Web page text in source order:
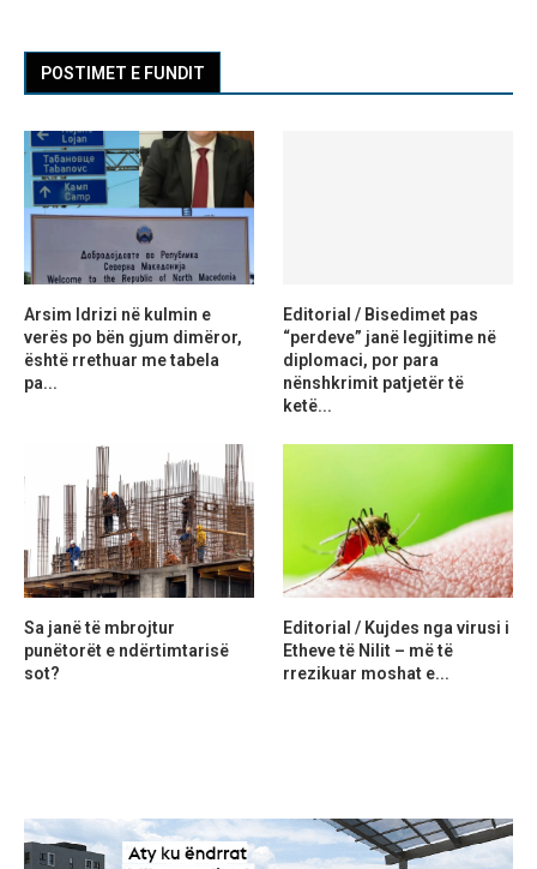
POSTIMET E FUNDIT
Arsim Idrizi në kulmin e
verës po bën gjum dimëror,
është rrethuar me tabela
pa...
Editorial / Bisedimet pas
“perdeve” janë legjitime në
diplomaci, por para
nënshkrimit patjetër të
ketë...
Sa janë të mbrojtur
punëtorët e ndërtimtarisë
sot?
Editorial / Kujdes nga virusi i
Etheve të Nilit – më të
rrezikuar moshat e...